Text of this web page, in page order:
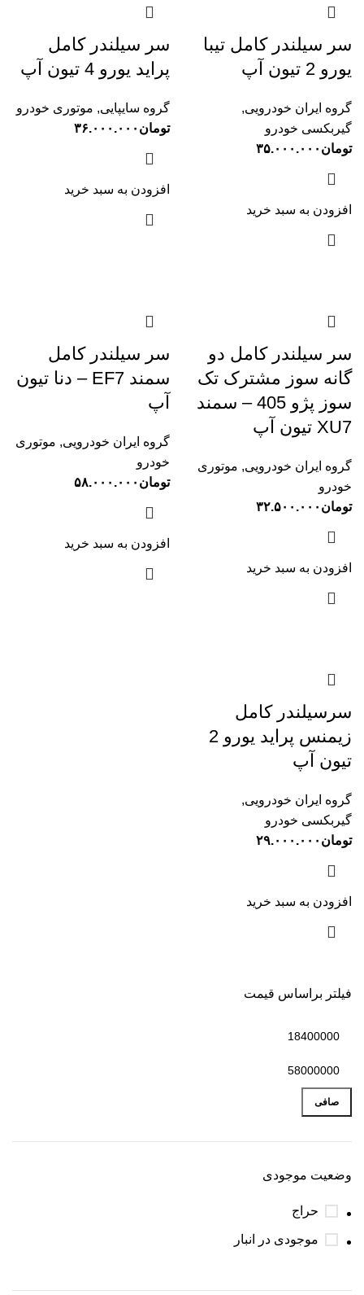
فیلتر براساس قیمت
صافی
وضعیت موجودی
حراج
موجودی در انبار
سر سیلندر کامل تیبا
یورو 2 تیون آپ
گروه ایران خودرویی,
گیربکسی خودرو
تومان ۳۵.۰۰۰.۰۰۰
افزودن به سبد خرید
سر سیلندر کامل
پراید یورو 4 تیون آپ
گروه سایپایی, موتوری خودرو
تومان ۳۶.۰۰۰.۰۰۰
افزودن به سبد خرید
سر سیلندر کامل دو
گانه سوز مشترک تک
سوز پژو 405 – سمند
XU7 تیون آپ
گروه ایران خودرویی, موتوری
خودرو
تومان ۳۲.۵۰۰.۰۰۰
افزودن به سبد خرید
سر سیلندر کامل
سمند EF7 – دنا تیون
آپ
گروه ایران خودرویی, موتوری
خودرو
تومان ۵۸.۰۰۰.۰۰۰
افزودن به سبد خرید
سرسیلندر کامل
زیمنس پراید یورو 2
تیون آپ
گروه ایران خودرویی,
گیربکسی خودرو
تومان ۲۹.۰۰۰.۰۰۰
افزودن به سبد خرید